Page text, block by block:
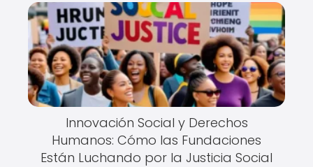
Innovación Social y Derechos
Humanos: Cómo las Fundaciones
Están Luchando por la Justicia Social